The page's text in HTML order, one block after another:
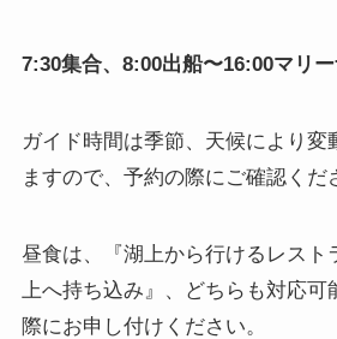
7:30集合、8:00出船〜16:00マリ
ガイド時間は季節、天候により変
ますので、予約の際にご確認くだ
昼食は、『湖上から行けるレスト
上へ持ち込み』、どちらも対応
際にお申し付けください。